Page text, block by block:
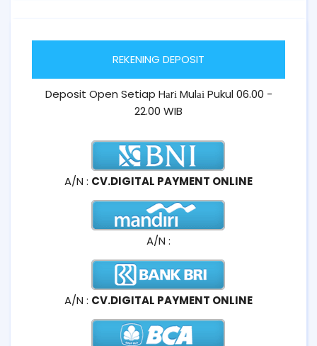
REKENING DEPOSIT
Deposit Open Setiap Hаrі Mulаі Pukul 06.00 -
22.00 WIB
A/N : CV.DIGITAL PAYMENT ONLINE
A/N :
A/N : CV.DIGITAL PAYMENT ONLINE